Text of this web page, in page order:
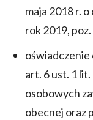
maja 2018 r.
rok 2019,
oświadczenie
art. 6 ust. 1
osobowych
obecnej oraz